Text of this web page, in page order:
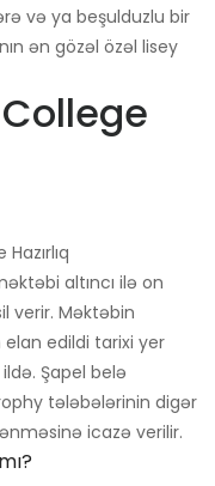
və ya beşulduzlu bir
ən gözəl özəl lisey
altıncı ilə on
verir. Məktəbin
elan edildi tarixi yer
Şapel belə
tələbələrinin digər
icazə verilir.